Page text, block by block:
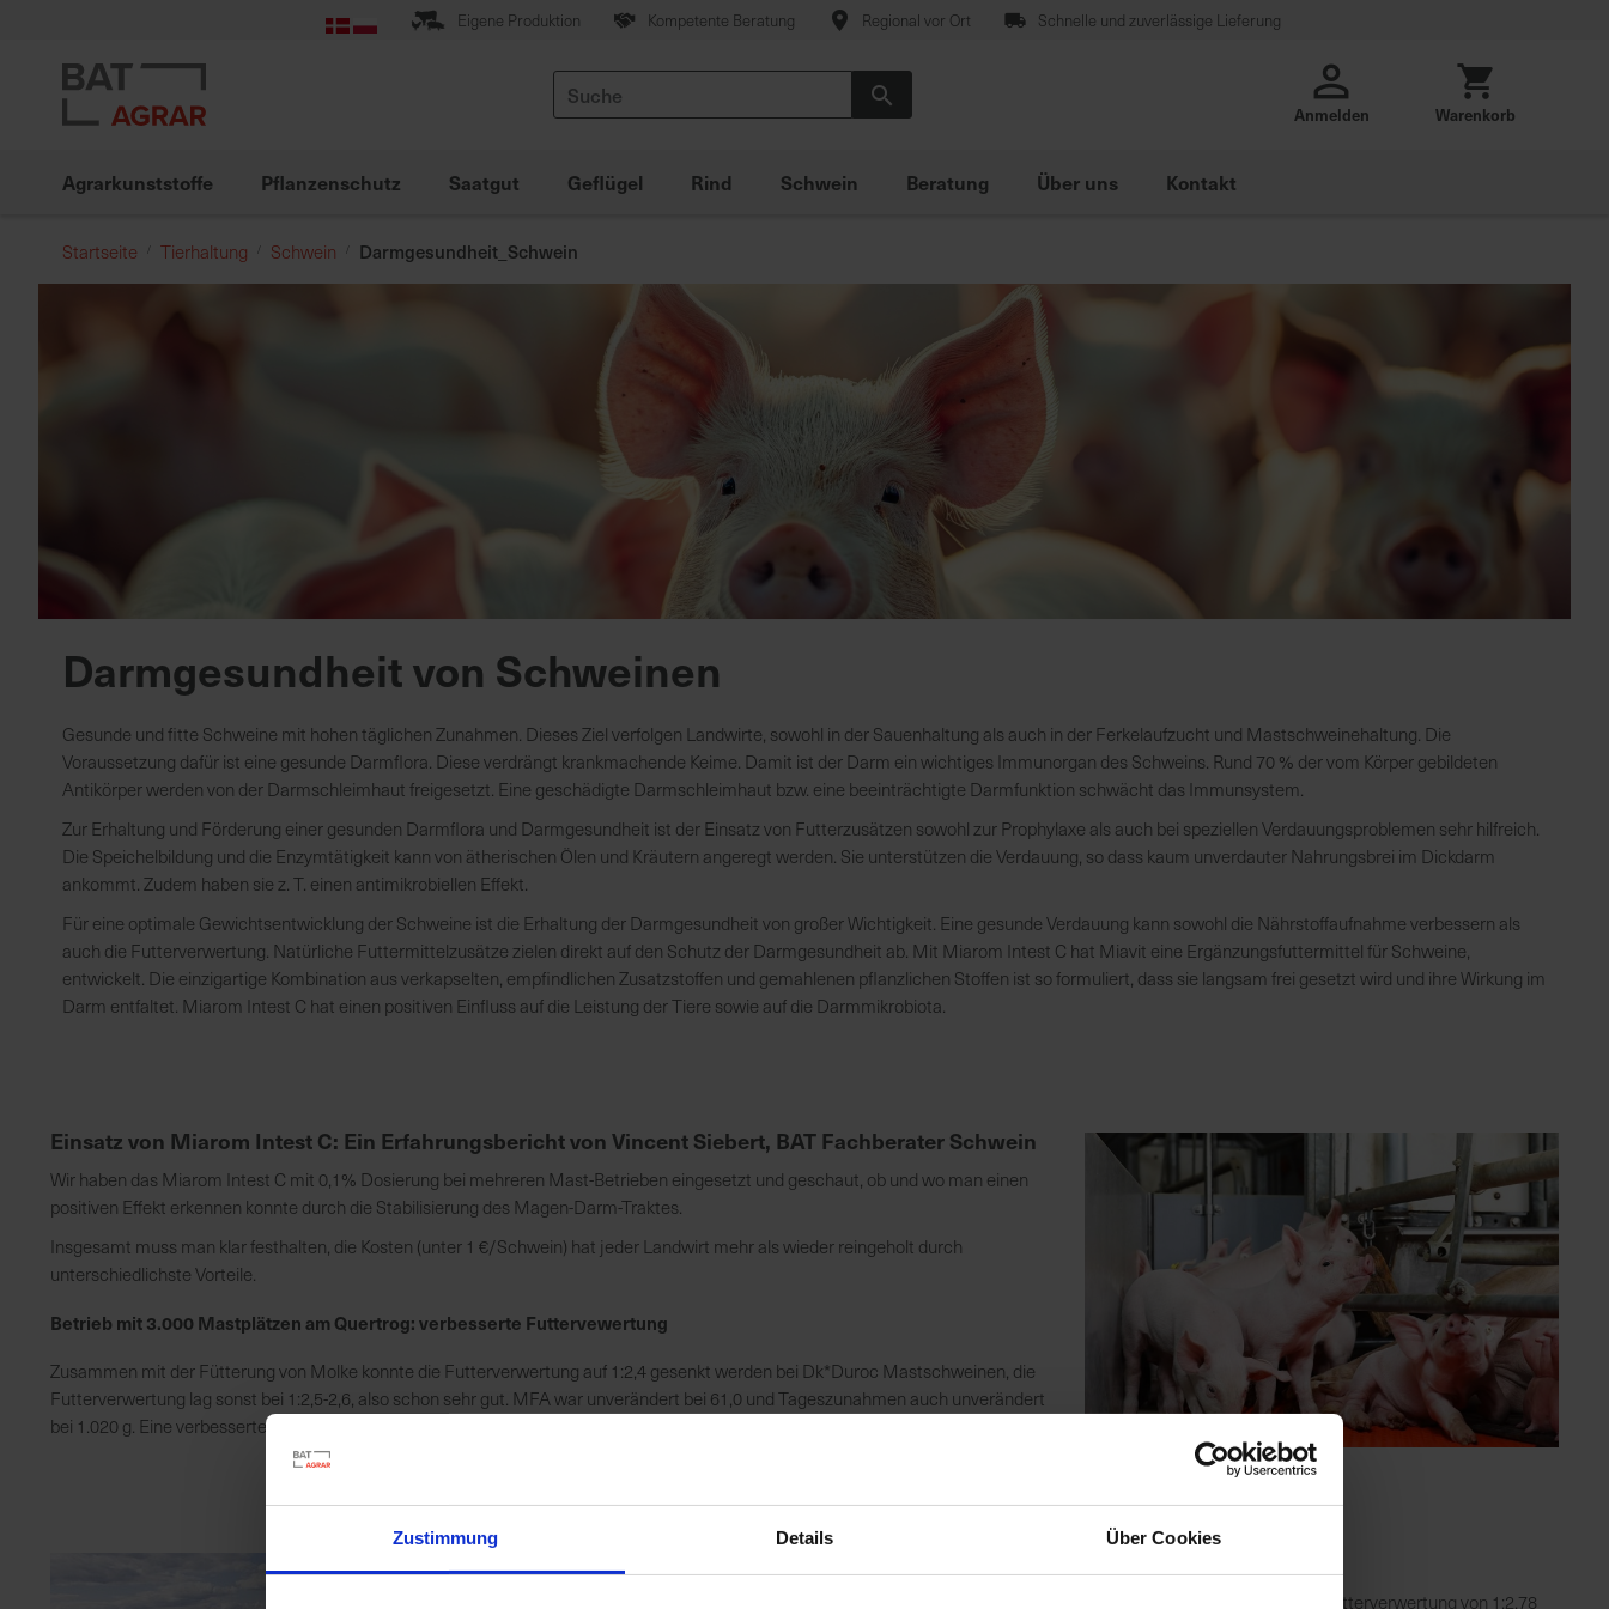
Zustimmung Details Über Cookies
springen
Eigene Produktion Kompetente Beratung Regional vor Ort Schnelle und zuverlässige Lieferung
Suche
Anmelden Warenkorb
Agrarkunststoffe Pflanzenschutz Saatgut Geflügel Rind Schwein Beratung Über uns Kontakt
Startseite Tierhaltung Schwein Darmgesundheit_Schwein
Darmgesundheit von Schweinen
Gesunde und fitte Schweine mit hohen täglichen Zunahmen. Dieses Ziel verfolgen Landwirte, sowohl in der Sauenhaltung als auch in der Ferkelaufzucht und Mastschweinehaltung. Die
Voraussetzung dafür ist eine gesunde Darmflora. Diese verdrängt krankmachende Keime. Damit ist der Darm ein wichtiges Immunorgan des Schweins. Rund 70 % der vom Körper gebildeten
Antikörper werden von der Darmschleimhaut freigesetzt. Eine geschädigte Darmschleimhaut bzw. eine beeinträchtigte Darmfunktion schwächt das Immunsystem.
Zur Erhaltung und Förderung einer gesunden Darmflora und Darmgesundheit ist der Einsatz von Futterzusätzen sowohl zur Prophylaxe als auch bei speziellen Verdauungsproblemen sehr hilfreich.
Die Speichelbildung und die Enzymtätigkeit kann von ätherischen Ölen und Kräutern angeregt werden. Sie unterstützen die Verdauung, so dass kaum unverdauter Nahrungsbrei im Dickdarm
ankommt. Zudem haben sie z. T. einen antimikrobiellen Effekt.
Für eine optimale Gewichtsentwicklung der Schweine ist die Erhaltung der Darmgesundheit von großer Wichtigkeit. Eine gesunde Verdauung kann sowohl die Nährstoffaufnahme verbessern als
auch die Futterverwertung. Natürliche Futtermittelzusätze zielen direkt auf den Schutz der Darmgesundheit ab. Mit Miarom Intest C hat Miavit eine Ergänzungsfuttermittel für Schweine,
entwickelt. Die einzigartige Kombination aus verkapselten, empfindlichen Zusatzstoffen und gemahlenen pflanzlichen Stoffen ist so formuliert, dass sie langsam frei gesetzt wird und ihre Wirkung im
Darm entfaltet. Miarom Intest C hat einen positiven Einfluss auf die Leistung der Tiere sowie auf die Darmmikrobiota.
Einsatz von Miarom Intest C: Ein Erfahrungsbericht von Vincent Siebert, BAT Fachberater Schwein
Wir haben das Miarom Intest C mit 0,1% Dosierung bei mehreren Mast-Betrieben eingesetzt und geschaut, ob und wo man einen
positiven Effekt erkennen konnte durch die Stabilisierung des Magen-Darm-Traktes.
Insgesamt muss man klar festhalten, die Kosten (unter 1 €/Schwein) hat jeder Landwirt mehr als wieder reingeholt durch
unterschiedlichste Vorteile.
Betrieb mit 3.000 Mastplätzen am Quertrog: verbesserte Futtervewertung
Zusammen mit der Fütterung von Molke konnte die Futterverwertung auf 1:2,4 gesenkt werden bei Dk*Duroc Mastschweinen, die
Futterverwertung lag sonst bei 1:2,5-2,6, also schon sehr gut. MFA war unverändert bei 61,0 und Tageszunahmen auch unverändert
bei 1.020 g. Eine verbesserte Futterverwertung von 0,1 kann man mit einem Mehrertrag von etwa 2,5 €/Mastschwein rechnen.
Auf einem weiteren Betrieb hier ebenfalls DK*Duroc mit Sensor-Fütterung wurde die Futterverwertung von 1:2,78